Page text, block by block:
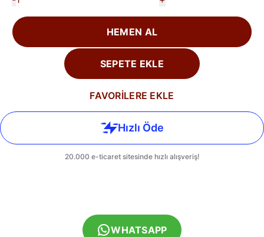
HEMEN AL
SEPETE EKLE
FAVORİLERE EKLE
WHATSAPP